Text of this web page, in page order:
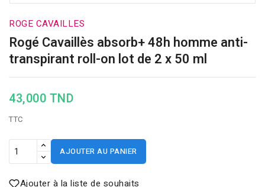
ROGE CAVAILLES
Rogé Cavaillès absorb+ 48h homme anti-
transpirant roll-on lot de 2 x 50 ml
43,000 TND
TTC
AJOUTER AU PANIER
Ajouter à la liste de souhaits